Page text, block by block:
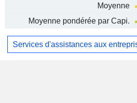
Moyenne
Moyenne pondérée par Capi.
Services d'assistances aux